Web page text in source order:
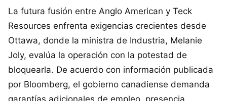
La futura fusión entre Anglo American y Teck
Resources enfrenta exigencias crecientes desde
Ottawa, donde la ministra de Industria, Melanie
Joly, evalúa la operación con la potestad de
bloquearla. De acuerdo con información publicada
por Bloomberg, el gobierno canadiense demanda
garantías adicionales de empleo, presencia